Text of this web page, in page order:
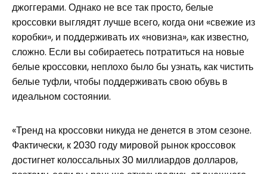
джоггерами. Однако не все так просто, белые
кроссовки выглядят лучше всего, когда они «свежие из
коробки», и поддерживать их «новизна», как известно,
сложно. Если вы собираетесь потратиться на новые
белые кроссовки, неплохо было бы узнать, как чистить
белые туфли, чтобы поддерживать свою обувь в
идеальном состоянии.
«Тренд на кроссовки никуда не денется в этом сезоне.
Фактически, к 2030 году мировой рынок кроссовок
достигнет колоссальных 30 миллиардов долларов,